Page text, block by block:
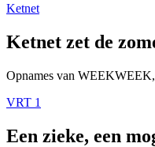
Ketnet
Ketnet zet de
Opnames van
VRT 1
Een zieke, een